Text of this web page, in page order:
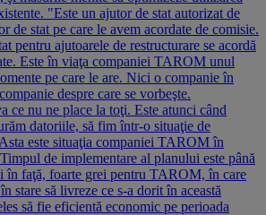
"Este un ajutor de stat autorizat de
de stat pe care le avem acordate de comisie.
pentru ajutoarele de restructurare se acordă
Este în viaţa companiei TAROM unul
pe care le are. Nici o companie în
despre care se vorbeşte.
ce nu ne place la toţi. Este atunci când
datoriile, să fim într-o situaţie de
este situaţia companiei TAROM în
de implementare al planului este până
în faţă, foarte grei pentru TAROM, în care
stare să livreze ce s-a dorit în această
să fie eficientă economic pe perioada